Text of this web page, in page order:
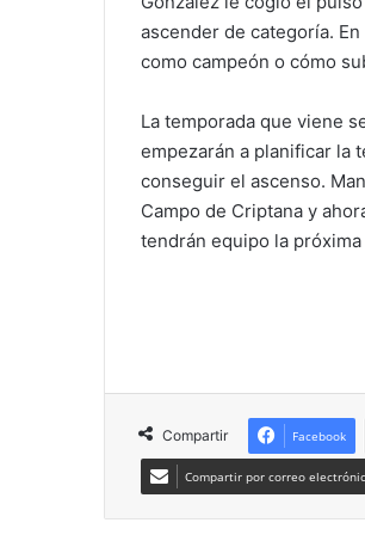
ascender de categoría.
como campeón o cómo
La temporada que viene
empezarán a planificar la
conseguir el ascenso.
Campo de Criptana y
tendrán equipo la
Compartir Facebook
Compartir por correo